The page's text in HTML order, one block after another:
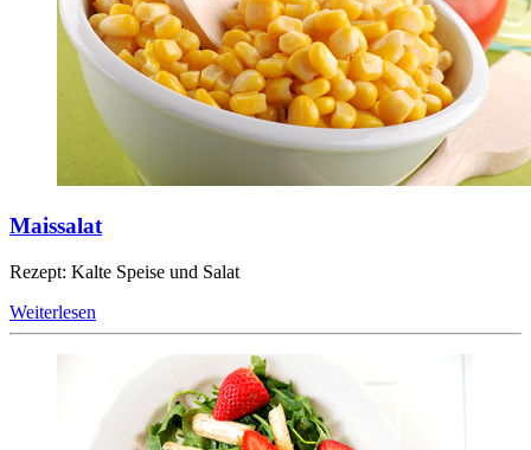
Maissalat
Rezept: Kalte Speise und Salat
Weiterlesen